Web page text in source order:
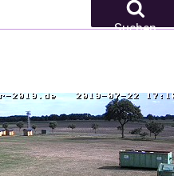
Suchen